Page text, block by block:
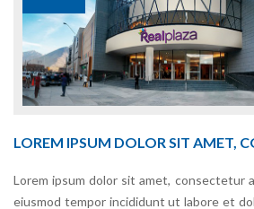
LOREM IPSUM DOLOR SIT AMET,
Lorem ipsum dolor sit amet, consectetur
eiusmod tempor incididunt ut labore et